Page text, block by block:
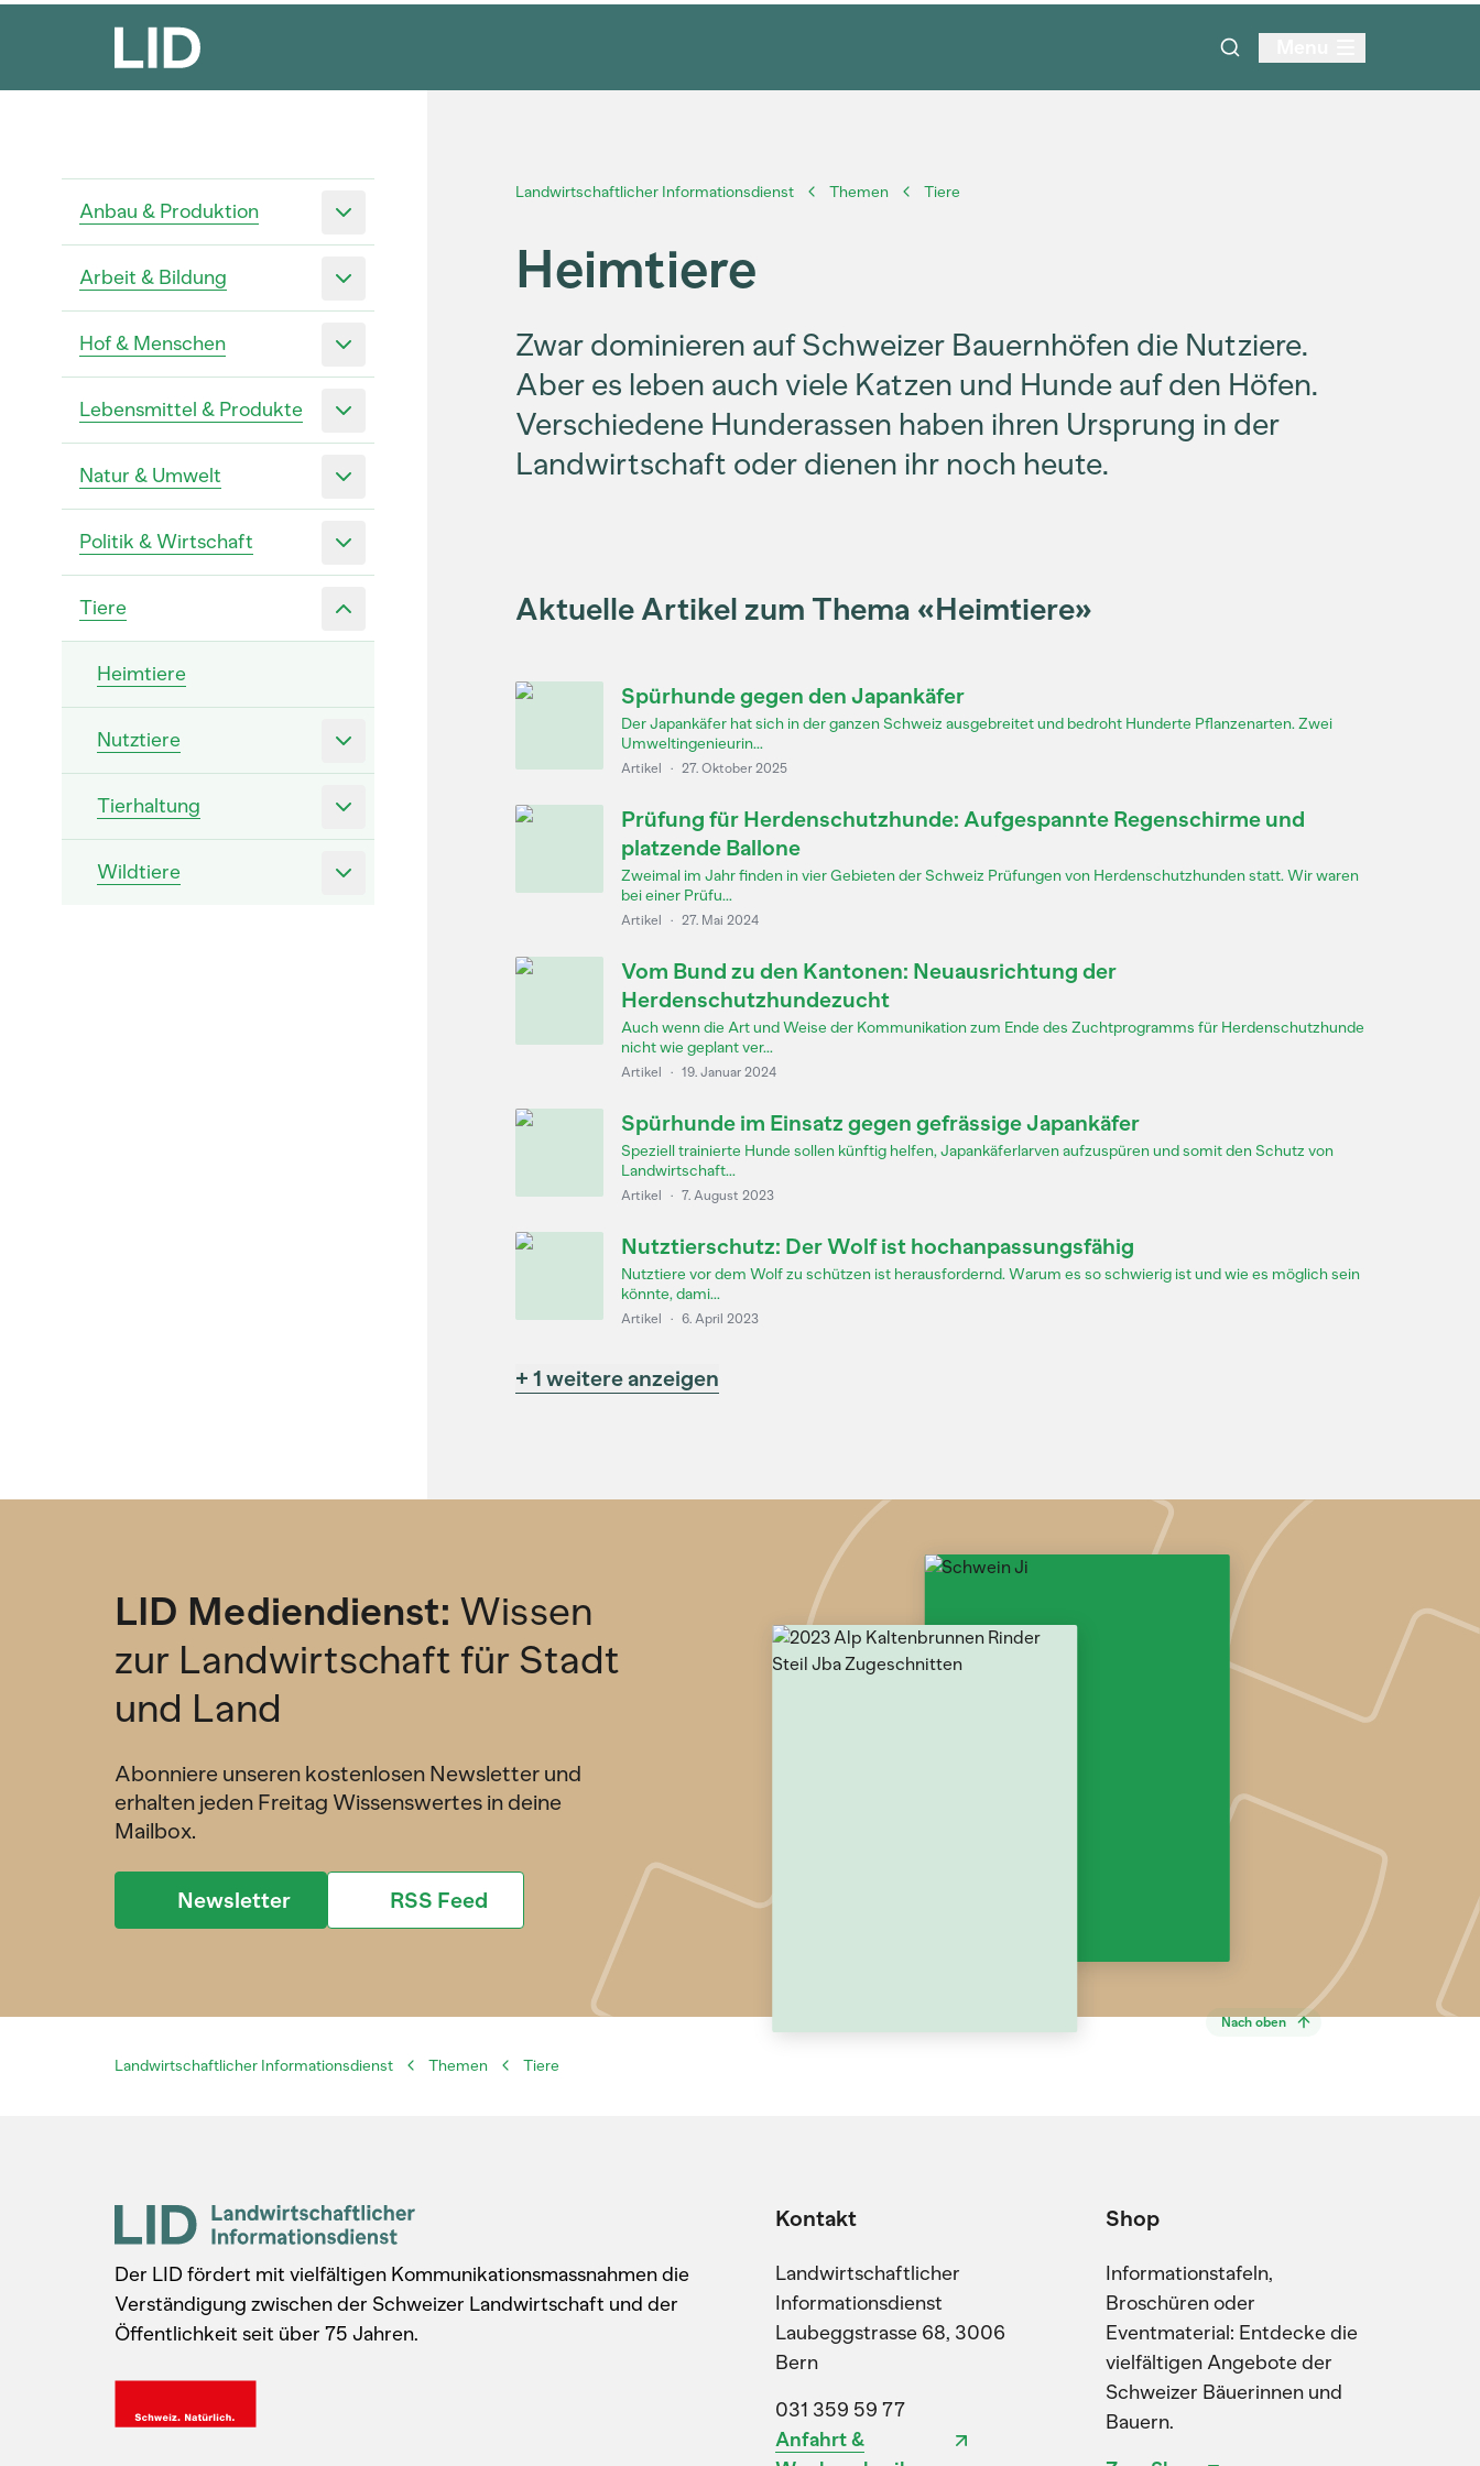
Anbau & Produktion
Arbeit & Bildung
Hof & Menschen
Lebensmittel & Produkte
Natur & Umwelt
Politik & Wirtschaft
Tiere
Heimtiere
Nutztiere
Tierhaltung
Wildtiere
Landwirtschaftlicher Informationsdienst Themen Tiere
Heimtiere
Zwar dominieren auf Schweizer Bauernhöfen die Nutziere.
Aber es leben auch viele Katzen und Hunde auf den Höfen.
Verschiedene Hunderassen haben ihren Ursprung in der
Landwirtschaft oder dienen ihr noch heute.
Aktuelle Artikel zum Thema «Heimtiere»
Spürhunde gegen den Japankäfer
Der Japankäfer hat sich in der ganzen Schweiz ausgebreitet und bedroht Hunderte Pflanzenarten. Zwei
Umweltingenieurin...
Artikel · 27. Oktober 2025
Prüfung für Herdenschutzhunde: Aufgespannte Regenschirme und
platzende Ballone
Zweimal im Jahr finden in vier Gebieten der Schweiz Prüfungen von Herdenschutzhunden statt. Wir waren
bei einer Prüfu...
Artikel · 27. Mai 2024
Vom Bund zu den Kantonen: Neuausrichtung der
Herdenschutzhundezucht
Auch wenn die Art und Weise der Kommunikation zum Ende des Zuchtprogramms für Herdenschutzhunde
nicht wie geplant ver...
Artikel · 19. Januar 2024
Spürhunde im Einsatz gegen gefrässige Japankäfer
Speziell trainierte Hunde sollen künftig helfen, Japankäferlarven aufzuspüren und somit den Schutz von
Landwirtschaft...
Artikel · 7. August 2023
Nutztierschutz: Der Wolf ist hochanpassungsfähig
Nutztiere vor dem Wolf zu schützen ist herausfordernd. Warum es so schwierig ist und wie es möglich sein
könnte, dami...
Artikel · 6. April 2023
+ 1 weitere anzeigen
LID Mediendienst: Wissen
zur Landwirtschaft für Stadt
und Land
Abonniere unseren kostenlosen Newsletter und
erhalten jeden Freitag Wissenswertes in deine
Mailbox.
Newsletter RSS Feed
Landwirtschaftlicher Informationsdienst Themen Tiere
Nach oben
Der LID fördert mit vielfältigen Kommunikationsmassnahmen die
Verständigung zwischen der Schweizer Landwirtschaft und der
Öffentlichkeit seit über 75 Jahren.
Kontakt
Landwirtschaftlicher
Informationsdienst
Laubeggstrasse 68, 3006
Bern
031 359 59 77
Anfahrt &
Shop
Informationstafeln,
Broschüren oder
Eventmaterial: Entdecke die
vielfältigen Angebote der
Schweizer Bäuerinnen und
Bauern.